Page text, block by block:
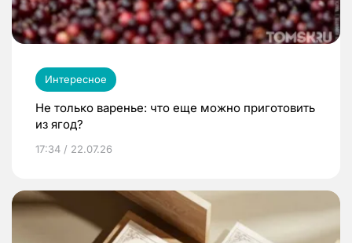
Интересное
Не только варенье: что еще можно приготовить
из ягод?
17:34 / 22.07.26